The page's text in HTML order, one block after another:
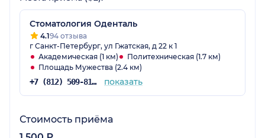
Стоматология Оденталь
4.194 отзыва
г Санкт-Петербург, ул Гжатская, д 22 к 1
Академическая (1 км)
Политехническая (1.7 км)
Площадь Мужества (2.4 км)
+7 (812) 509-81-21 показать
Стоимость приёма